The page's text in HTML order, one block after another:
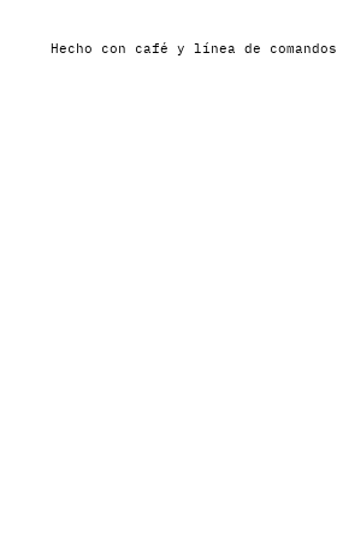
Hecho con café y línea de comandos